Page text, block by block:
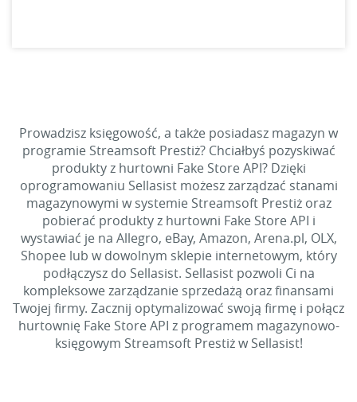
Prowadzisz księgowość, a także posiadasz magazyn w
programie Streamsoft Prestiż? Chciałbyś pozyskiwać
produkty z hurtowni Fake Store API? Dzięki
oprogramowaniu Sellasist możesz zarządzać stanami
magazynowymi w systemie Streamsoft Prestiż oraz
pobierać produkty z hurtowni Fake Store API i
wystawiać je na Allegro, eBay, Amazon, Arena.pl, OLX,
Shopee lub w dowolnym sklepie internetowym, który
podłączysz do Sellasist. Sellasist pozwoli Ci na
kompleksowe zarządzanie sprzedażą oraz finansami
Twojej firmy. Zacznij optymalizować swoją firmę i połącz
hurtownię Fake Store API z programem magazynowo-
księgowym Streamsoft Prestiż w Sellasist!